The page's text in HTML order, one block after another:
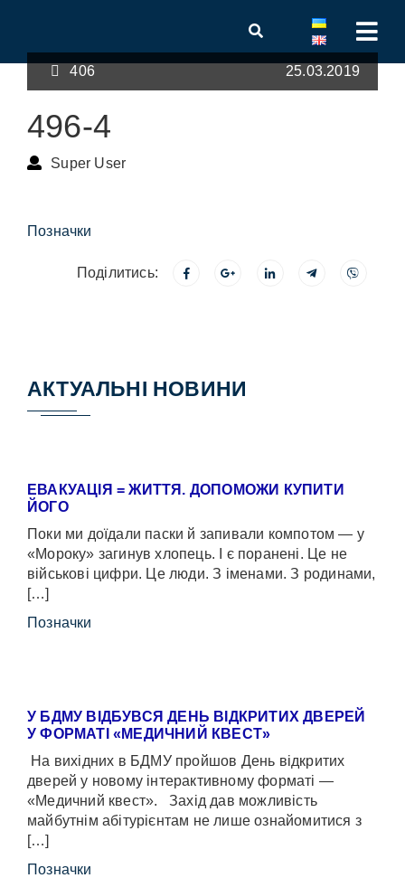
406 25.03.2019
496-4
Super User
Позначки
Поділитись:
АКТУАЛЬНІ НОВИНИ
ЕВАКУАЦІЯ = ЖИТТЯ. ДОПОМОЖИ КУПИТИ
ЙОГО
Поки ми доїдали паски й запивали компотом — у
«Мороку» загинув хлопець. І є поранені. Це не
військові цифри. Це люди. З іменами. З родинами,
[…]
Позначки
У БДМУ ВІДБУВСЯ ДЕНЬ ВІДКРИТИХ ДВЕРЕЙ
У ФОРМАТІ «МЕДИЧНИЙ КВЕСТ»
На вихідних в БДМУ пройшов День відкритих
дверей у новому інтерактивному форматі —
«Медичний квест». Захід дав можливість
майбутнім абітурієнтам не лише ознайомитися з
[…]
Позначки